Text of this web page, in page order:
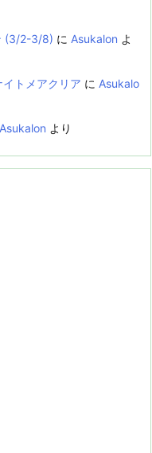
(3/2-3/8) に Asukalon よ
トメアクリア に Asukalo
Asukalon より